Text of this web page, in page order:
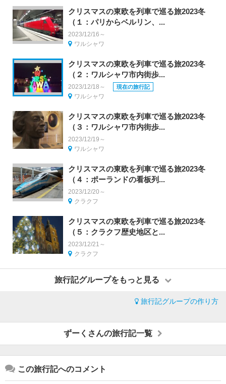
クリスマスの東欧を列車で巡る旅2023冬
（１：パリからベルリン、...
2023/12/16～
ワルシャワ
クリスマスの東欧を列車で巡る旅2023冬
（２：ワルシャワ市内街歩...
2023/12/18～ 現在の旅行記
ワルシャワ
クリスマスの東欧を列車で巡る旅2023冬
（３：ワルシャワ市内街歩...
2023/12/19～
ワルシャワ
クリスマスの東欧を列車で巡る旅2023冬
（４：ポーランドの看板列...
2023/12/20～
クラクフ
クリスマスの東欧を列車で巡る旅2023冬
（５：クラクフ歴史地区と...
2023/12/21～
クラクフ
旅行記グループをもっと見る
旅行記グループの作り方
ずーくさんの旅行記一覧
この旅行記へのコメント